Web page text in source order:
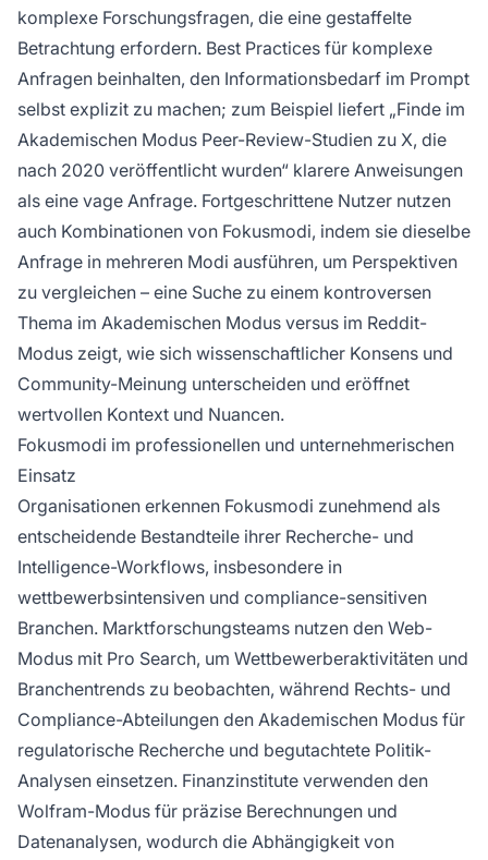
komplexe Forschungsfragen, die eine gestaffelte
Betrachtung erfordern. Best Practices für komplexe
Anfragen beinhalten, den Informationsbedarf im Prompt
selbst explizit zu machen; zum Beispiel liefert „Finde im
Akademischen Modus Peer-Review-Studien zu X, die
nach 2020 veröffentlicht wurden“ klarere Anweisungen
als eine vage Anfrage. Fortgeschrittene Nutzer nutzen
auch Kombinationen von Fokusmodi, indem sie dieselbe
Anfrage in mehreren Modi ausführen, um Perspektiven
zu vergleichen – eine Suche zu einem kontroversen
Thema im Akademischen Modus versus im Reddit-
Modus zeigt, wie sich wissenschaftlicher Konsens und
Community-Meinung unterscheiden und eröffnet
wertvollen Kontext und Nuancen.
Fokusmodi im professionellen und unternehmerischen
Einsatz
Organisationen erkennen Fokusmodi zunehmend als
entscheidende Bestandteile ihrer Recherche- und
Intelligence-Workflows, insbesondere in
wettbewerbsintensiven und compliance-sensitiven
Branchen. Marktforschungsteams nutzen den Web-
Modus mit Pro Search, um Wettbewerberaktivitäten und
Branchentrends zu beobachten, während Rechts- und
Compliance-Abteilungen den Akademischen Modus für
regulatorische Recherche und begutachtete Politik-
Analysen einsetzen. Finanzinstitute verwenden den
Wolfram-Modus für präzise Berechnungen und
Datenanalysen, wodurch die Abhängigkeit von